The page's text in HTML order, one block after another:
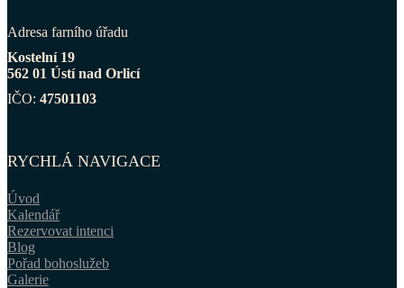
Adresa farního úřadu
Kostelní 19
562 01 Ústí nad Orlicí
IČO: 47501103
RYCHLÁ NAVIGACE
Úvod
Kalendář
Rezervovat intenci
Blog
Pořad bohoslužeb
Galerie